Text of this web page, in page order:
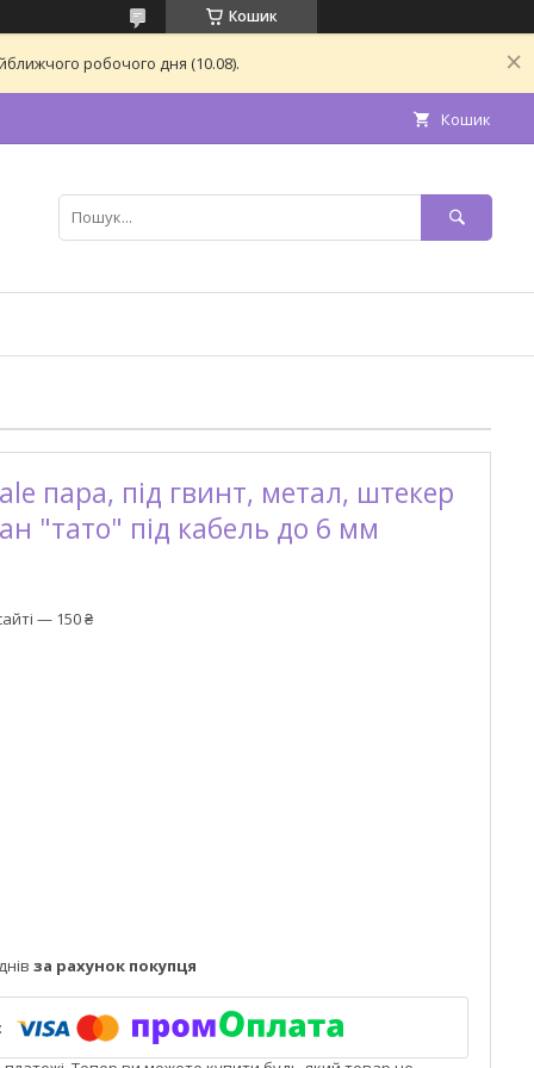
Кошик
робочого дня (10.08).
Кошик
пара, під гвинт, метал, штекер
"тато" під кабель до 6 мм
— 150 ₴
за рахунок покупця